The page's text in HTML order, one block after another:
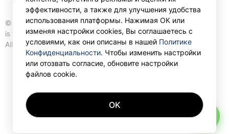
© Gettransport International Limited. GetTransport®
is trademark of Gettransport International Limited.
All rights reserved.
эффективности, а также для улучшения удобства
использования платформы. Нажимая ОК или
изменяя настройки cookies, Вы соглашаетесь с
условиями, как они описаны в нашей Политике
Конфиденциальности. Чтобы изменить настройки
или отозвать согласие, обновите настройки
файлов cookie.
OK
AI